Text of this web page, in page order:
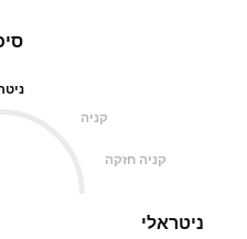
קניה
קניה חזקה
ניטראלי